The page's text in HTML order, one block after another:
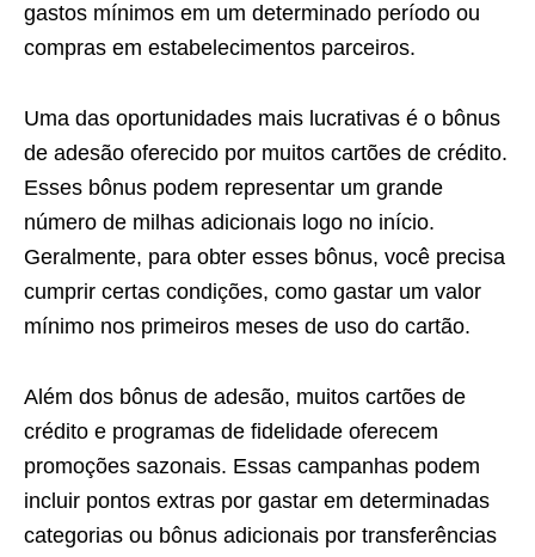
gastos mínimos em um determinado período ou
compras em estabelecimentos parceiros.
Uma das oportunidades mais lucrativas é o bônus
de adesão oferecido por muitos cartões de crédito.
Esses bônus podem representar um grande
número de milhas adicionais logo no início.
Geralmente, para obter esses bônus, você precisa
cumprir certas condições, como gastar um valor
mínimo nos primeiros meses de uso do cartão.
Além dos bônus de adesão, muitos cartões de
crédito e programas de fidelidade oferecem
promoções sazonais. Essas campanhas podem
incluir pontos extras por gastar em determinadas
categorias ou bônus adicionais por transferências